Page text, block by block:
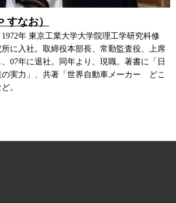
すなお）
年 東京工業大学大学院理工学研究科修
に入社。取締役本部長、常勤監査役、上席
07年に退社。同年より、現職。著書に「日
実力」、共著「世界自動車メーカー どこ
。